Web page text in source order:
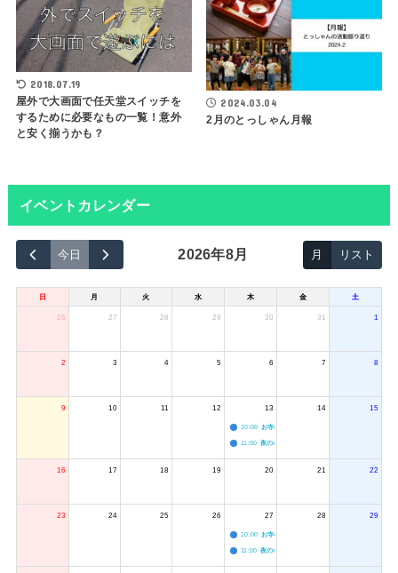
2018.07.19
屋外で大画面で任天堂スイッチを
するために必要なもの一覧！意外
と安く揃うかも？
2024.03.04
2月のとっしゃん月報
イベントカレンダー
今日 2026年8月 月 リスト
日 月 火 水 木 金 土
26 27 28 29 30 31 1
2 3 4 5 6 7 8
9 10 11 12 13
10:00 お寺のジャグリング教室
11:00 夜のボードゲーム会
14 15
16 17 18 19 20 21 22
23 24 25 26 27
10:00 お寺のジャグリング教室
11:00 夜のボードゲーム会
28 29